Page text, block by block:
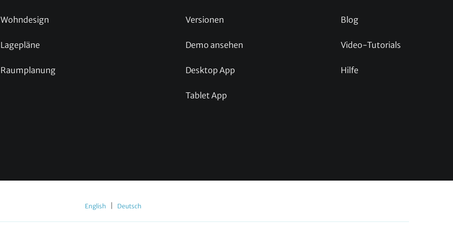
Wohndesign
Lagepläne
Raumplanung
Versionen
Demo ansehen
Desktop App
Tablet App
Blog
Video-Tutorials
Hilfe
English Deutsch